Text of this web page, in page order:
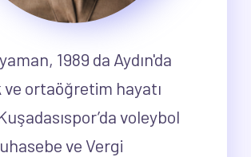
1989 da Aydın'da
ve ortaöğretim hayatı
voleybol
ve Vergi